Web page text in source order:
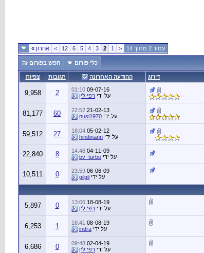
עמוד 2 מתוך 14 <
1
2
3
4
5
6
12
> אחרון »
כלי פורום חפש בפורום זה
דירוג ההודעה האחרונה תגובות צפיות
09-07-16
01:10
על ידי רפי לין 2
9,958
21-02-13
22:52
על ידי nusi1970
60
81,177
05-02-12
18:04
על ידי hindinann
27
59,512
04-11-09
14:48
על ידי bv_turbo
8
22,840
06-06-09
23:59
על ידי gilgil
0
10,511
18-08-19
13:06
על ידי רפי לין 0
5,897
08-08-19
18:41
על ידי indra
1
6,253
02-04-19
09:48
על ידי רפי לין 0
6,686